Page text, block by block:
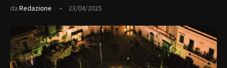
da Redazione 23/04/2025